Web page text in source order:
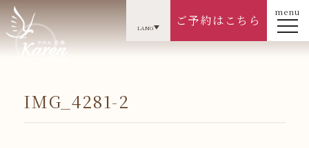
menu
ご予約はこちら
LANG
IMG_4281-2